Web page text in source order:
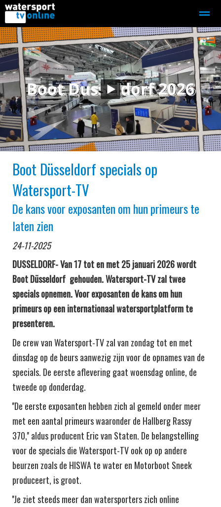
Zeilen Motorboot-sloep Adverteren Redactie
Home Contact Bellen Zoeken
Boot Düsseldorf specials op
Watersport-TV
De kans voor exposanten om hun primeurs te
laten zien
24-11-2025
DUSSELDORF- Van 17 tot en met 25 januari 2026 wordt
BootDüsseldorf gehouden. Watersport-TV zal twee
specials opnemen. Voor exposanten de kans om hun
primeurs op een internationaal watersportplatform te
presenteren.
De crew van Watersport-TV zal van zondag tot en met
dinsdag op de beurs aanwezig zijn voor de opnames van de
specials. De eerste aflevering gaat woensdag online, de
tweede op donderdag.
''De eerste exposanten hebben zich al gemeld onder meer
met een aantal primeurs waaronder de Hallberg Rassy
370,'' aldus producent Eric van Staten. De belangstelling
voor de specials die Watersport-TV ook op op andere
beurzen zoals de HISWA te water en Motorboot Sneek
produceert, is groot.
''Je ziet steeds meer dan watersporters zich online